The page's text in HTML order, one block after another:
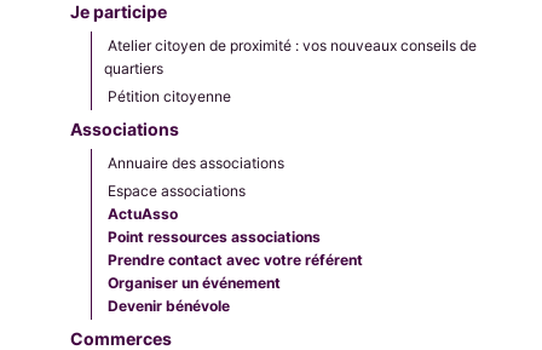
Je participe
Atelier citoyen de proximité : vos nouveaux conseils de
quartiers
Pétition citoyenne
Associations
Annuaire des associations
Espace associations
ActuAsso
Point ressources associations
Prendre contact avec votre référent
Organiser un événement
Devenir bénévole
Commerces